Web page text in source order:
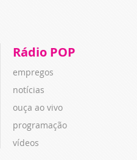
Rádio POP
empregos
notícias
ouça ao vivo
programação
vídeos